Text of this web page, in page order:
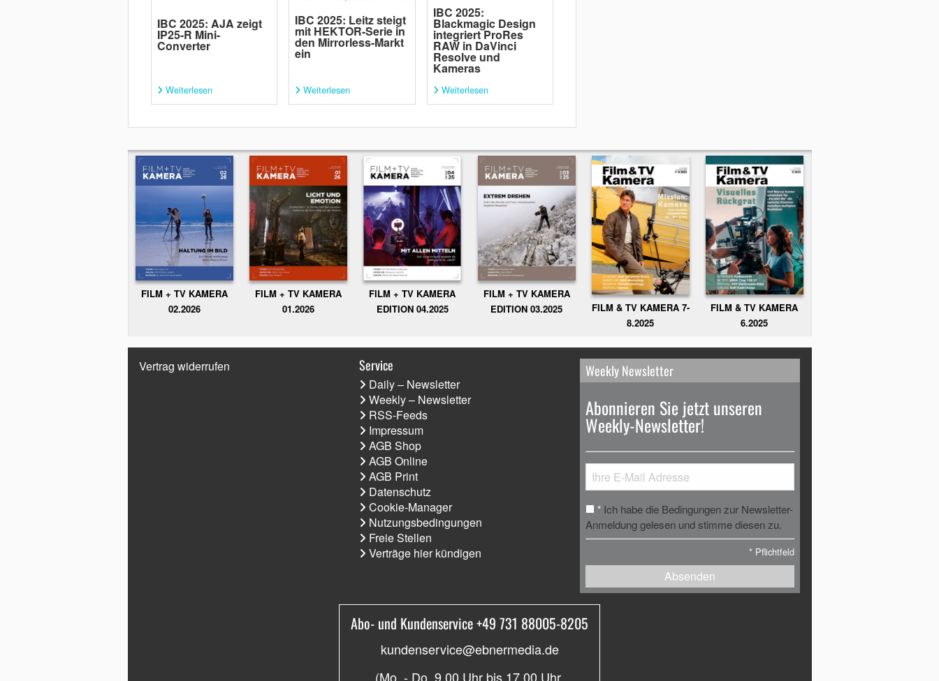
IBC 2025: AJA zeigt
IP25-R Mini-
Converter
Weiterlesen
IBC 2025: Leitz steigt
mit HEKTOR-Serie in
den Mirrorless-Markt
ein
Weiterlesen
IBC 2025:
Blackmagic Design
integriert ProRes
RAW in DaVinci
Resolve und
Kameras
Weiterlesen
FILM + TV KAMERA
02.2026
FILM + TV KAMERA
01.2026
FILM + TV KAMERA
EDITION 04.2025
FILM + TV KAMERA
EDITION 03.2025
FILM & TV KAMERA 7-
8.2025
FILM & TV KAMERA
6.2025
Vertrag widerrufen Service
Daily – Newsletter
Weekly – Newsletter
RSS-Feeds
Impressum
AGB Shop
AGB Online
AGB Print
Datenschutz
Cookie-Manager
Nutzungsbedingungen
Freie Stellen
Verträge hier kündigen
Weekly Newsletter
Abonnieren Sie jetzt unseren
Weekly-Newsletter!
* Ich habe die Bedingungen zur Newsletter-
Anmeldung gelesen und stimme diesen zu.
* Pflichtfeld
Absenden
Abo- und Kundenservice +49 731 88005-8205
kundenservice@ebnermedia.de
(Mo. - Do. 9.00 Uhr bis 17.00 Uhr,